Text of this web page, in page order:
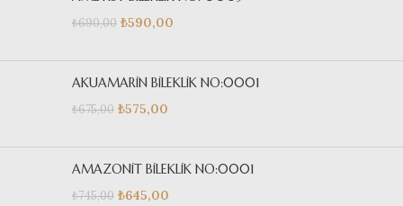
₺690,00 ₺590,00
AKUAMARİN BİLEKLİK NO:0001
₺675,00 ₺575,00
AMAZONİT BİLEKLİK NO:0001
₺745,00 ₺645,00